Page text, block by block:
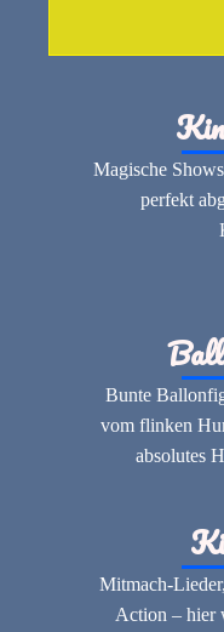
Magische
perfekt
Bunte
vom flinken
absolutes
Mitmach-
Action – hier